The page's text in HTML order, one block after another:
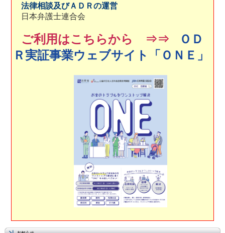
法律相談及びＡＤＲの運営
日本弁護士連合会
ご利用はこちらから ⇒⇒
ＯＤ
Ｒ実証事業ウェブサイト「ＯＮＥ」